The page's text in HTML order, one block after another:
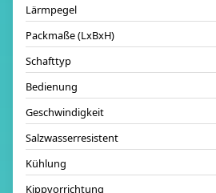
Lärmpegel
Packmaße (LxBxH)
Schafttyp
Bedienung
Geschwindigkeit
Salzwasserresistent
Kühlung
Kippvorrichtung